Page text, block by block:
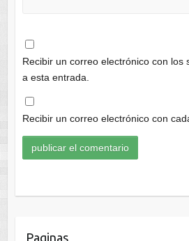
Recibir un correo electrónico con los
a esta entrada.
Recibir un correo electrónico con
Paginas